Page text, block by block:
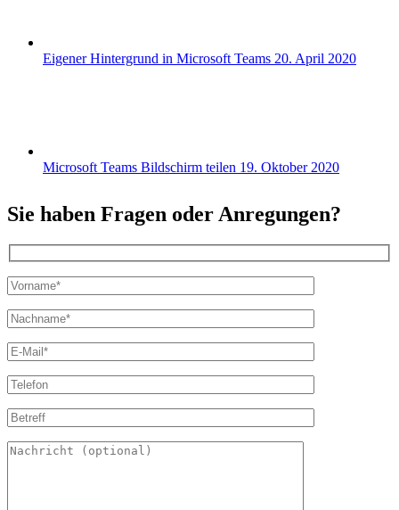
Eigener Hintergrund in Microsoft Teams 20. April 2020
Microsoft Teams Bildschirm teilen 19. Oktober 2020
Sie haben Fragen oder Anregungen?